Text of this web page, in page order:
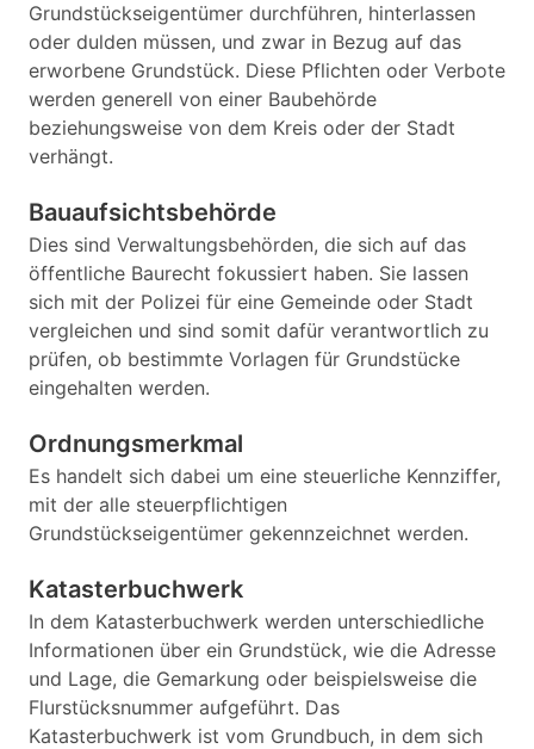
Grundstückseigentümer durchführen, hinterlassen
oder dulden müssen, und zwar in Bezug auf das
erworbene Grundstück. Diese Pflichten oder Verbote
werden generell von einer Baubehörde
beziehungsweise von dem Kreis oder der Stadt
verhängt.
Bauaufsichtsbehörde
Dies sind Verwaltungsbehörden, die sich auf das
öffentliche Baurecht fokussiert haben. Sie lassen
sich mit der Polizei für eine Gemeinde oder Stadt
vergleichen und sind somit dafür verantwortlich zu
prüfen, ob bestimmte Vorlagen für Grundstücke
eingehalten werden.
Ordnungsmerkmal
Es handelt sich dabei um eine steuerliche Kennziffer,
mit der alle steuerpflichtigen
Grundstückseigentümer gekennzeichnet werden.
Katasterbuchwerk
In dem Katasterbuchwerk werden unterschiedliche
Informationen über ein Grundstück, wie die Adresse
und Lage, die Gemarkung oder beispielsweise die
Flurstücksnummer aufgeführt. Das
Katasterbuchwerk ist vom Grundbuch, in dem sich